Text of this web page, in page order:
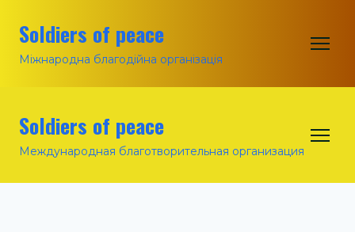
Soldiers of peace
Міжнародна благодійна організація
Soldiers of peace
Международная благотворительная организация